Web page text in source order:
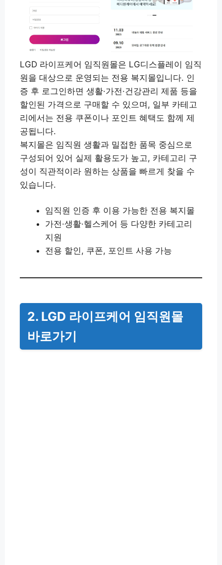
LGD 라이프케어 임직원몰은 LG디스플레이 임직
원을 대상으로 운영되는 전용 복지몰입니다. 인
증 후 로그인하면 생활·가전·건강관리 제품 등을
할인된 가격으로 구매할 수 있으며, 일부 카테고
리에서는 전용 쿠폰이나 포인트 혜택도 함께 제
공됩니다.
복지몰은 임직원 생활과 밀접한 품목 중심으로
구성되어 있어 실제 활용도가 높고, 카테고리 구
성이 직관적이라 원하는 상품을 빠르게 찾을 수
있습니다.
임직원 인증 후 이용 가능한 전용 복지몰
가전·생활·헬스케어 등 다양한 카테고리
지원
전용 할인, 쿠폰, 포인트 사용 가능
2. LGD 라이프케어 임직원몰
바로가기